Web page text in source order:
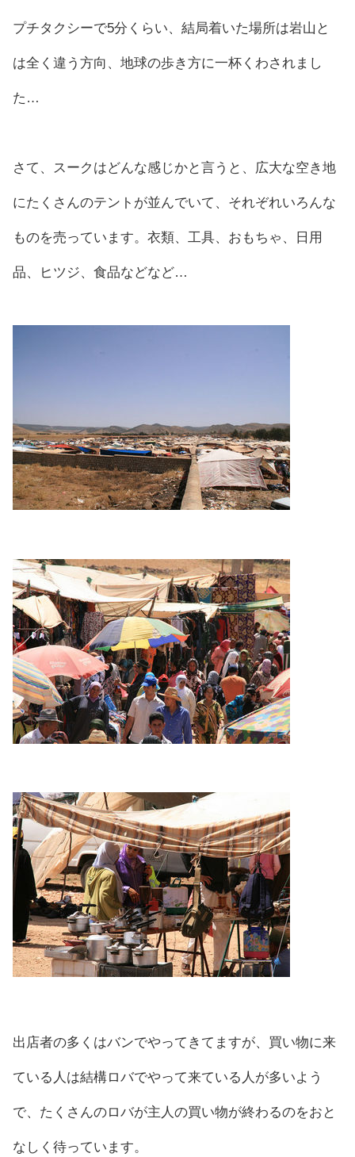
プチタクシーで5分くらい、結局着いた場所は岩山と
は全く違う方向、地球の歩き方に一杯くわされまし
た…
さて、スークはどんな感じかと言うと、広大な空き地
にたくさんのテントが並んでいて、それぞれいろんな
ものを売っています。衣類、工具、おもちゃ、日用
品、ヒツジ、食品などなど…
出店者の多くはバンでやってきてますが、買い物に来
ている人は結構ロバでやって来ている人が多いよう
で、たくさんのロバが主人の買い物が終わるのをおと
なしく待っています。